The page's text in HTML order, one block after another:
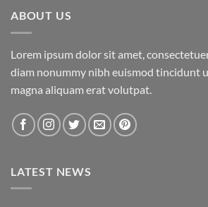
ABOUT US
Lorem ipsum dolor sit amet,
diam nonummy nibh euismod tincidunt
magna aliquam erat volutpat.
LATEST NEWS